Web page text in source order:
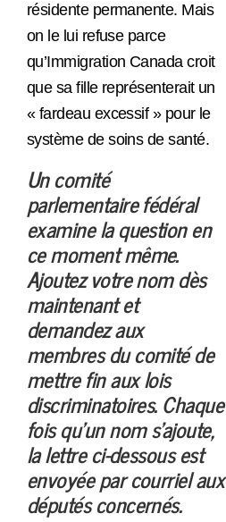
résidente permanente. Mais
on le lui refuse parce
qu’Immigration Canada croit
que sa fille représenterait un
« fardeau excessif » pour le
système de soins de santé.
Un comité
parlementaire fédéral
examine la question en
ce moment même.
Ajoutez votre nom dès
maintenant et
demandez aux
membres du comité de
mettre fin aux lois
discriminatoires. Chaque
fois qu’un nom s’ajoute,
la lettre ci-dessous est
envoyée par courriel aux
députés concernés.